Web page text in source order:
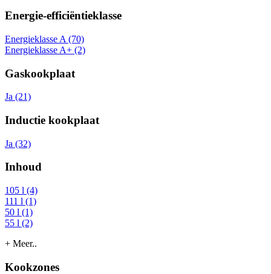
Energie-efficiëntieklasse
Energieklasse A (70)
Energieklasse A+ (2)
Gaskookplaat
Ja (21)
Inductie kookplaat
Ja (32)
Inhoud
105 l (4)
111 l (1)
50 l (1)
55 l (2)
+ Meer..
Kookzones